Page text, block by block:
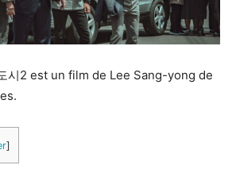
시2 est un film de Lee Sang-yong de
]